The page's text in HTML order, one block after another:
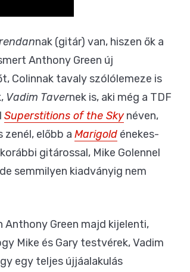
nak (gitár) van, hiszen ők a
Anthony Green új
Colinnak tavaly szólólemeze is
Vadim Tavernek is, aki még a TDF
Superstitions of the Skynéven,
előbb a Marigold énekes-
gitárossal, Mike Golennel
semmilyen kiadványig nem
Anthony Green majd kijelenti,
Mike és Gary testvérek, Vadim
egy teljes újjáalakulás